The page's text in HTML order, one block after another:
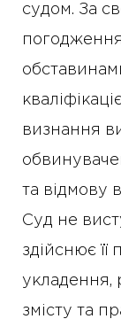
судом. За
визнання
та відмову
Суд не
здійснює її
укладення,
змісту та